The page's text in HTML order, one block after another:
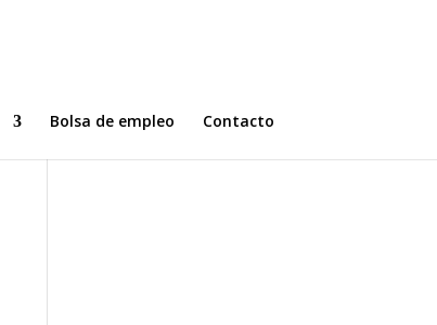
Bolsa de empleo Contacto